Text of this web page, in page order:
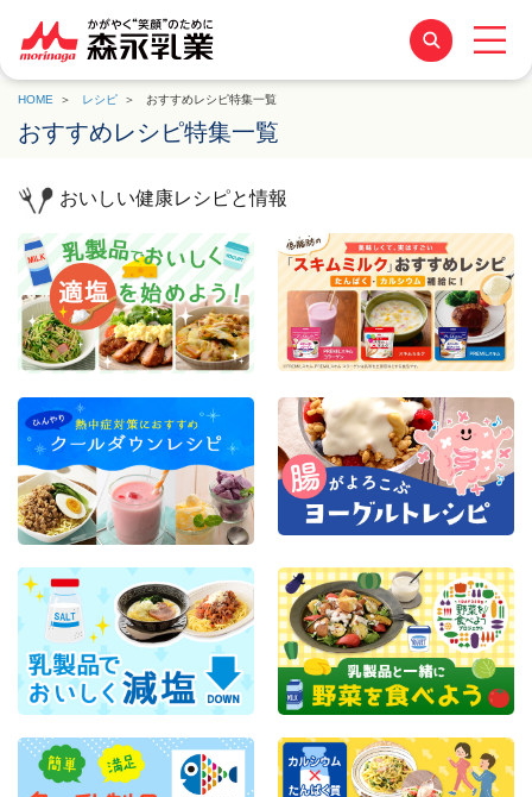
HOME レシピ おすすめレシピ特集一覧
おすすめレシピ特集一覧
おいしい健康レシピと情報